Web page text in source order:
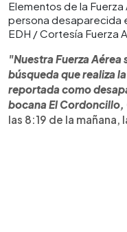
Elementos de la
persona desaparecida
EDH / Cortesía Fuerza
"Nuestra Fuerza Aérea
búsqueda que realiza
reportada como
bocana El Cordoncillo,
las 8:19 de la mañana,